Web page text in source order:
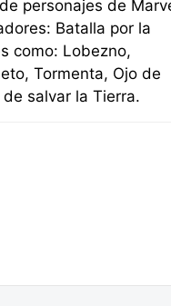
personajes de
Batalla por la
como: Lobezno,
Tormenta, Ojo de
salvar la Tierra.